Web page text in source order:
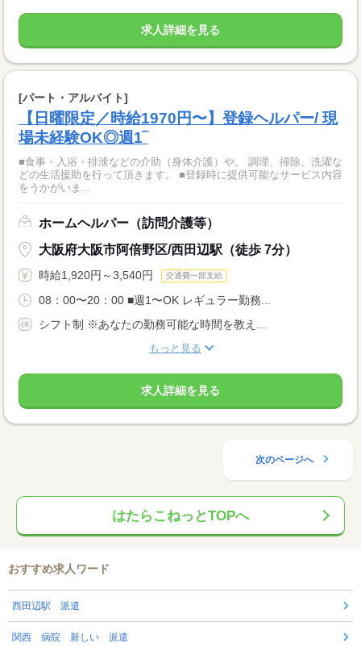
求人詳細を見る
[パート・アルバイト]
【日曜限定／時給1970円〜】登録ヘルパー/ 現
場未経験OK◎週1‾
■食事・入浴・排泄などの介助（身体介護）や、 調理、掃除、洗濯な
どの生活援助を行って頂きます。 ■登録時に提供可能なサービス内容
をうかがいま...
ホームヘルパー（訪問介護等）
大阪府大阪市阿倍野区/西田辺駅（徒歩 7分）
時給1,920円～3,540円 交通費一部支給
08：00〜20：00 ■週1〜OK レギュラー勤務...
シフト制 ※あなたの勤務可能な時間を教え...
もっと見る
求人詳細を見る
次のページへ
はたらこねっとTOPへ
おすすめ求人ワード
西田辺駅 派遣
関西 病院 新しい 派遣